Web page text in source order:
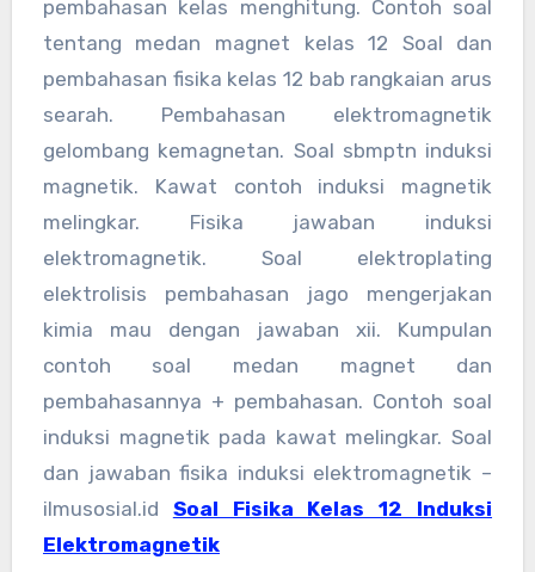
pembahasan kelas menghitung. Contoh soal
tentang medan magnet kelas 12 Soal dan
pembahasan fisika kelas 12 bab rangkaian arus
searah. Pembahasan elektromagnetik
gelombang kemagnetan. Soal sbmptn induksi
magnetik. Kawat contoh induksi magnetik
melingkar. Fisika jawaban induksi
elektromagnetik. Soal elektroplating
elektrolisis pembahasan jago mengerjakan
kimia mau dengan jawaban xii. Kumpulan
contoh soal medan magnet dan
pembahasannya + pembahasan. Contoh soal
induksi magnetik pada kawat melingkar. Soal
dan jawaban fisika induksi elektromagnetik –
ilmusosial.id Soal Fisika Kelas 12 Induksi
Elektromagnetik